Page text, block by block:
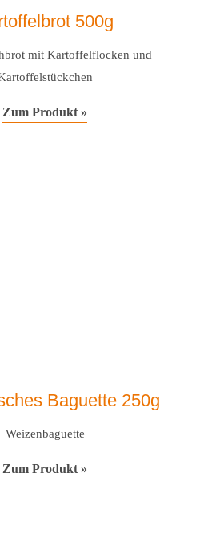
500g
mit Kartoffelflocken und
Zum Produkt »
Baguette 250g
Weizenbaguette
Zum Produkt »